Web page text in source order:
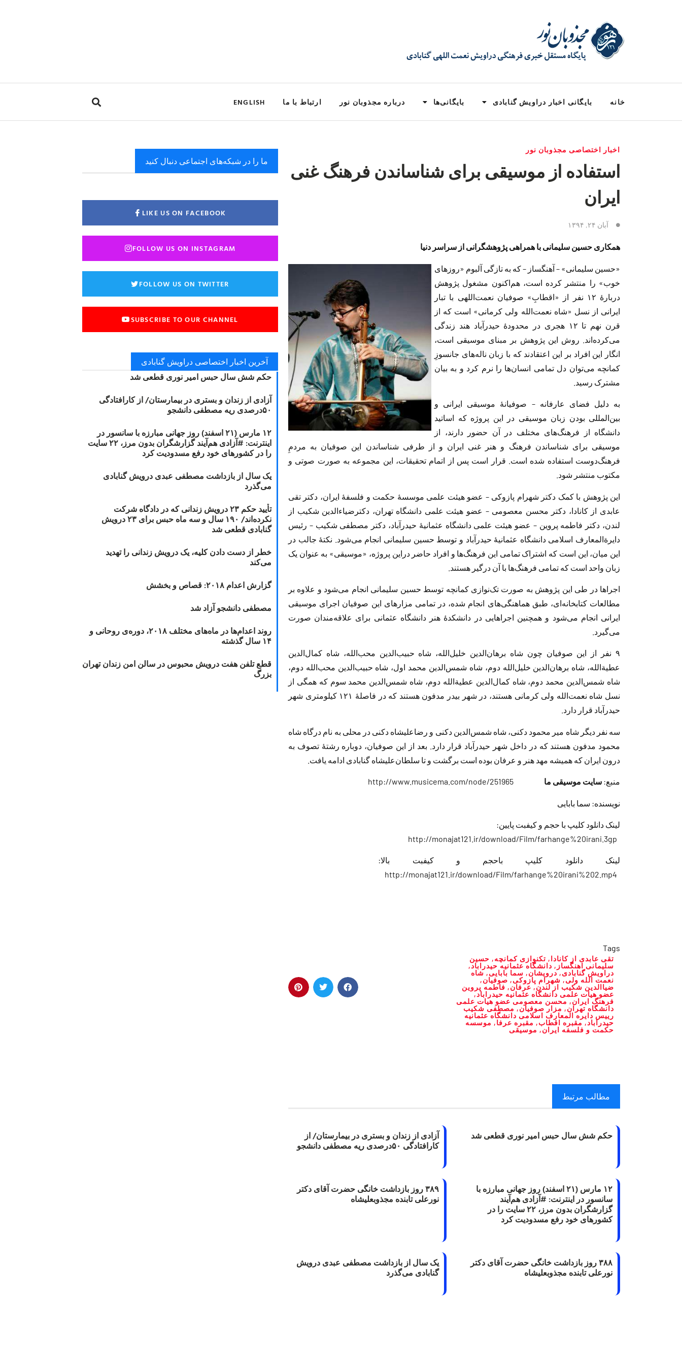
خانه بایگانی اخبار دراویش گنابادی بایگانی‌ها درباره مجذوبان نور ارتباط با ما ENGLISH
اخبار اختصاصی مجذوبان نور
استفاده از موسیقی برای شناساندن فرهنگ غنی
ایران
آبان ۲۴, ۱۳۹۴
همکاری حسین سلیمانی با همراهی پژوهشگرانی از سراسر دنیا
«حسین سلیمانی» –آهنگساز –که به تازگی آلبوم «روزهای
خوب» را منتشر کرده است، هم‌اکنون مشغول پژوهش
دربارهٔ ۱۲ نفر از «اقطابِ» صوفیان نعمت‌اللهی با تبار
ایرانی از نسل «شاه نعمت‌الله ولی کرمانی» است که از
قرن نهم تا ۱۲ هجری در محدودهٔ حیدرآباد هند زندگی
می‌کرده‌اند. روش این پژوهش بر مبنای موسیقی است،
انگار این افراد بر این اعتقادند که با زبان ناله‌های جانسوزِ
کمانچه می‌توان دل تمامی انسان‌ها را نرم کرد و به بیان
مشترک رسید.
به دلیل فضای عارفانه– صوفیانهٔ موسیقی ایرانی و
بین‌المللی بودن زبان موسیقی در این پروژه که اساتید
دانشگاه از فرهنگ‌های مختلف در آن حضور دارند، از
موسیقی برای شناساندن فرهنگ و هنر غنی ایران و از طرفی شناساندن این صوفیان به مردمِ
فرهنگ‌دوست استفاده شده است. قرار است پس از اتمام تحقیقات، این مجموعه به صورت صوتی و
مکتوب منتشر شود.
این پژوهش با کمک دکتر شهرام پازوکی – عضو هیئت علمی موسسهٔ حکمت و فلسفهٔ ایران، دکتر تقی
عابدی از کانادا، دکتر محسن معصومی – عضو هیئت علمی دانشگاه تهران، دکترضیاءالدین شکیب از
لندن، دکتر فاطمه پروین – عضو هیئت علمی دانشگاه عثمانیهٔ حیدرآباد، دکتر مصطفی شکیب– رئیس
دایرةالمعارف اسلامی دانشگاه عثمانیهٔ حیدرآباد و توسط حسین سلیمانی انجام می‌شود. نکتهٔ جالب در
این میان، این است که اشتراک تمامی این فرهنگ‌ها و افراد حاضر دراین پروژه، «موسیقی» به عنوان یک
زبان واحد است که تمامی فرهنگ‌ها با آن درگیر هستند.
اجرا‌ها در طی این پژوهش به صورت تک‌نوازی کمانچه توسط حسین سلیمانی انجام می‌شود و علاوه بر
مطالعات کتابخانه‌ای، طبق هماهنگی‌های انجام شده، در تمامی مزارهای این صوفیان اجرای موسیقی
ایرانی انجام می‌شود و همچنین اجراهایی در دانشکدهٔ هنر دانشگاه عثمانی برای علاقه‌مندان صورت
می‌گیرد.
۹ نفر از این صوفیان چون شاه برهان‌الدین خلیل‌الله، شاه حبیب‌الدین محب‌الله، شاه کمال‌الدین
عطیةالله، شاه برهان‌الدین خلیل‌الله دوم، شاه شمس‌الدین محمد اول، شاه حبیب‌الدین محب‌الله دوم،
شاه شمس‌الدین محمد دوم، شاه کمال‌الدین عطیةالله دوم، شاه شمس‌الدین محمد سوم که همگی از
نسل شاه نعمت‌الله ولی کرمانی هستند، در شهر بیدر مدفون هستند که در فاصلهٔ ۱۲۱ کیلومتری شهر
حیدرآباد قرار دارد.
سه نفر دیگر شاه میر محمود دکنی، شاه شمس‌الدین دکنی و رضاعلیشاه دکنی در محلی به نام درگاه شاه
محمود مدفون هستند که در داخل شهر حیدرآباد قرار دارد. بعد از این صوفیان، دوباره رشتهٔ تصوف به
درون ایران که همیشه مهد هنر و عرفان بوده است برگشت و تا سلطان‌علیشاه گنابادی ادامه یافت.
منبع: سایت موسیقی ما http://www.musicema.com/node/251965
نویسنده: سما بابایی
لینک دانلود کلیپ با حجم و کیفبت پایین:
http://monajat121.ir/download/Film/farhange%20irani.3gp
لینک دانلود کلیپ باحجم و کیفبت بالا:
http://monajat121.ir/download/Film/farhange%20irani%202.mp4
Tags
تقی عابدی از کانادا, تکنوازی کمانچه, حسین
سلیمانی اهنگساز , دانشگاه عثمانیه حیدراباد,
دراویش گنابادی,درویشان, سما بابایی, شاه
نعمت الله ولی, شهرام پازوکی, صوفیان,
ضیاالدین شکیب از لندن, عرفان, فاطمه پروین
عضو هیات علمی دانشگاه عثمانیه حیدراباد,
فرهنگ ایران, محسن معصومی عضو هیات علمی
دانشگاه تهران, مزار صوفیان, مصطفی شکیب
رییس دایره المعارف اسلامی دانشگاه عثمانیه
حیدراباد, مقبره اقطاب, مقبره عرفا, موسسه
حکمت و فلسفه ایران, موسیقی
مطالب مرتبط
حکم شش سال حبس امیر نوری قطعی شد
آزادی از زندان و بستری در بیمارستان/ از
کارافتادگی ۵۰درصدی ریه مصطفی دانشجو
۱۲ مارس (۲۱ اسفند) روز جهانی مبارزه با
سانسور در اینترنت: #آزادی هم‌آیند
گزارشگران‌ بدون مرز، ۲۲ سایت را در
کشورهای خود رفع مسدودیت کرد
۳۸۹ روز بازداشت خانگی حضرت آقای دکتر
نورعلی تابنده مجذوبعلیشاه
۳۸۸ روز بازداشت خانگی حضرت آقای دکتر
نورعلی تابنده مجذوبعلیشاه
یک سال از بازداشت مصطفی عبدی درویش
گنابادی می‌گذرد
ما را در شبکه‌های اجتماعی دنبال کنید
LIKE US ON FACEBOOK
FOLLOW US ON INSTAGRAM
FOLLOW US ON TWITTER
SUBSCRIBE TO OUR CHANNEL
آخرین اخبار اختصاصی دراویش گنابادی
حکم شش سال حبس امیر نوری قطعی شد
آزادی از زندان و بستری در بیمارستان/ از کارافتادگی
۵۰درصدی ریه مصطفی دانشجو
۱۲ مارس (۲۱ اسفند) روز جهانی مبارزه با سانسور در
اینترنت: #آزادی هم‌آیند گزارشگران‌ بدون مرز، ۲۲ سایت
را در کشورهای خود رفع مسدودیت کرد
یک سال از بازداشت مصطفی عبدی درویش گنابادی
می‌گذرد
تأیید حکم ۲۳ درویش زندانی که در دادگاه شرکت
نکرده‌اند/ ۱۹۰ سال و سه ماه حبس برای ۲۳ درویش
گنابادی قطعی شد
خطر از دست دادن کلیه، یک درویش زندانی را تهدید
می‌کند
گزارش اعدام ۲۰۱۸: قصاص و بخشش
مصطفی دانشجو آزاد شد
روند اعدام‌ها در ماه‌های مختلف ۲۰۱۸، دوره‌ی روحانی و
۱۴ سال گذشته
قطع تلفن هفت درویش محبوس در سالن امن زندان تهران
بزرگ